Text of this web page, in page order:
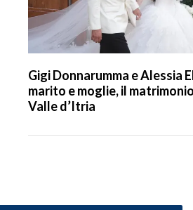
Gigi Donnarumma e Alessia
marito e moglie, il
Valle d’Itria